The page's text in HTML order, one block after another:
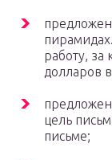
работу, за
долларов
цель
письме;